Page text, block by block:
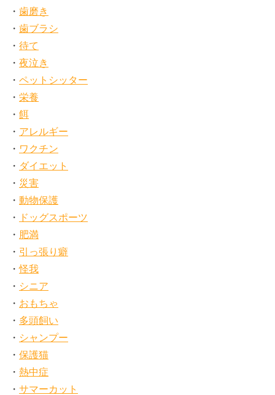
歯磨き
歯ブラシ
待て
夜泣き
ペットシッター
栄養
餌
アレルギー
ワクチン
ダイエット
災害
動物保護
ドッグスポーツ
肥満
引っ張り癖
怪我
シニア
おもちゃ
多頭飼い
シャンプー
保護猫
熱中症
サマーカット